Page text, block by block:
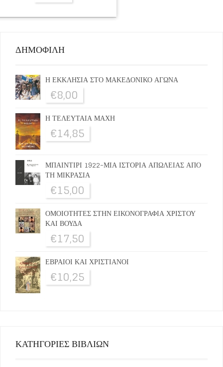
ΔΗΜΟΦΙΛΗ
Η ΕΚΚΛΗΣΙΑ ΣΤΟ ΜΑΚΕΔΟΝΙΚΟ ΑΓΩΝΑ
€8,00
Η ΤΕΛΕΥΤΑΙΑ ΜΑΧΗ
€14,85
ΜΠΑΙΝΤΙΡΙ 1922-ΜΙΑ ΙΣΤΟΡΙΑ ΑΠΩΛΕΙΑΣ ΑΠΟ
ΤΗ ΜΙΚΡΑΣΙΑ
€15,00
ΟΜΟΙΟΤΗΤΕΣ ΣΤΗΝ ΕΙΚΟΝΟΓΡΑΦΙΑ ΧΡΙΣΤΟΥ
ΚΑΙ ΒΟΥΔΑ
€17,50
ΕΒΡΑΙΟΙ ΚΑΙ ΧΡΙΣΤΙΑΝΟΙ
€10,25
ΚΑΤΗΓΟΡΙΕΣ ΒΙΒΛΙΩΝ